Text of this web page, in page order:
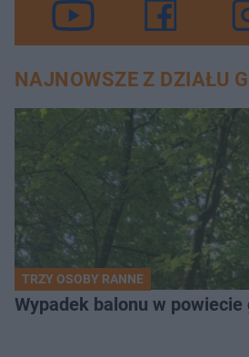
NAJNOWSZE Z DZIAŁU
TRZY OSOBY RANNE
Wypadek balonu w